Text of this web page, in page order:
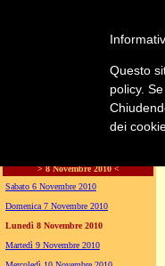
> 8 Novembre 2010 <
Sabato 6 Novembre 2010
Domenica 7 Novembre 2010
Lunedì 8 Novembre 2010
Martedì 9 Novembre 2010
Questo
policy.
dei